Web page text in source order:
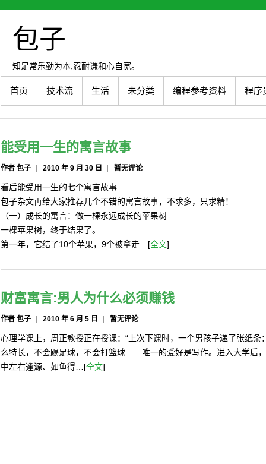
包子
知足常乐勤为本,忍耐谦和心自宽。
首页 技术流 生活 未分类 编程参考资料 程序
能受用一生的寓言故事
作者 包子 2010 年 9 月 30 日 暂无评论
看后能受用一生的七个寓言故事
包子杂文再给大家推荐几个不错的寓言故事，不求多，只求精！
（一）成长的寓言：做一棵永远成长的苹果树
一棵苹果树，终于结果了。
第一年，它结了10个苹果，9个被拿走…[全文]
财富寓言:男人为什么必须赚钱
作者 包子 2010 年 6 月 5 日 暂无评论
心理学课上，周正教授正在授课：“上次下课时，一个男孩子递了张纸条
么特长，不会踢足球，不会打篮球……唯一的爱好是写作。进入大学后
中左右逢源、如鱼得…[全文]